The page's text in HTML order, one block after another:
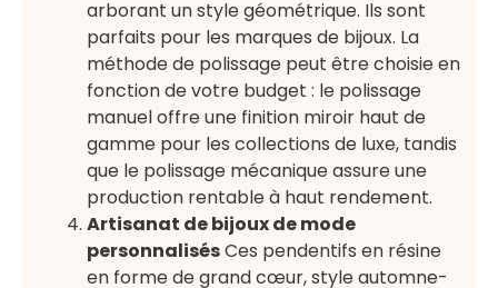
arborant un style géométrique. Ils sont
parfaits pour les marques de bijoux. La
méthode de polissage peut être choisie en
fonction de votre budget : le polissage
manuel offre une finition miroir haut de
gamme pour les collections de luxe, tandis
que le polissage mécanique assure une
production rentable à haut rendement.
Artisanat de bijoux de mode
personnalisésCes pendentifs en résine
en forme de grand cœur, style automne-